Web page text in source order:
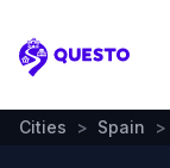
Questo
Cities > Spain >